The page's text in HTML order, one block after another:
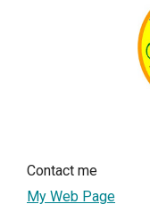
Contact me
My Web Page